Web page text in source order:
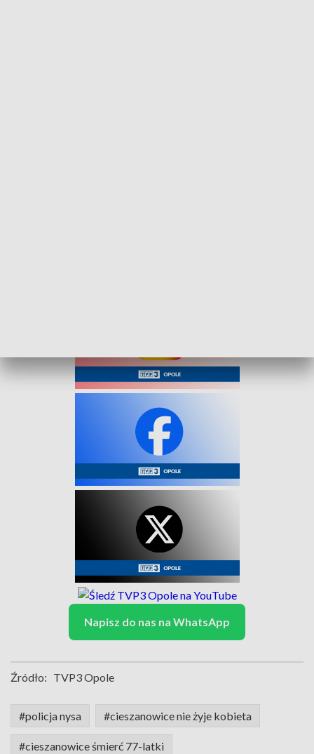
Napisz do nas na WhatsApp
Źródło: TVP3 Opole
#policja nysa #cieszanowice nie żyje kobieta
#cieszanowice śmierć 77-latki